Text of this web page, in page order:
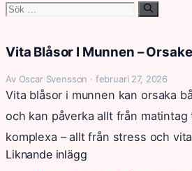
Sök
Vita Blåsor I Munnen –
Av Oscar Svensson · februari 27, 2026
Vita blåsor i munnen kan orsaka
och kan påverka allt från
komplexa – allt från stress och
Liknande inlägg